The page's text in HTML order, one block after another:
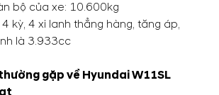
bộ của xe: 10.600kg
kỳ, 4 xi lanh thẳng hàng, tăng áp,
là 3.933cc
gặp về Hyundai W11SL